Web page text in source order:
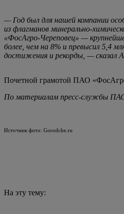
— Год был для нашей компании
из флагманов минерально-
«ФосАгро-Череповец» —
более, чем на 8% и превысил 5,4
достижения и рекорды, — сказал
Почетной грамотой ПАО
По материалам пресс-службы
Источник фото: Gorodche.ru
На эту тему: